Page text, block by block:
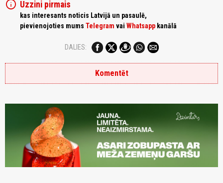
info Uzzini pirmais
kas interesants noticis Latvijā un pasaulē,
pievienojoties mums Telegram vai Whatsapp kanālā
DALIES:
Komentēt